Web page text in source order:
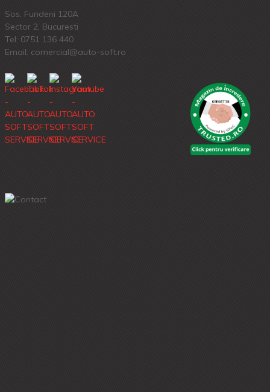
Sos. Fundeni 120A
Sector 2, Bucuresti
Tel: 0751 136 440
Email: comercial@auto-soft.ro